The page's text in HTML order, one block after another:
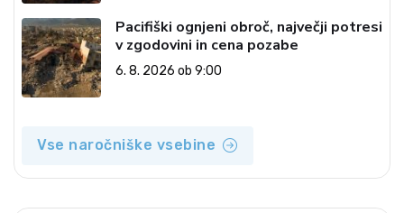
Pacifiški ognjeni obroč, največji potresi
v zgodovini in cena pozabe
6. 8. 2026 ob 9:00
Vse naročniške vsebine